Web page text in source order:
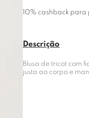
10% cashback
Descrição
Blusa de tricot com
justa ao corpo e